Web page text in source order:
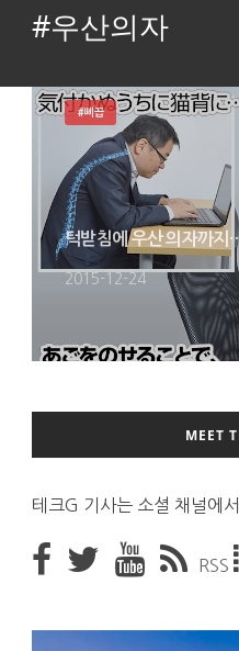
#우산의자
턱받침에 우산 의자까지
2015-12-24
#삐끕
MEET
테크G 기사는 소셜 채널에
RSS